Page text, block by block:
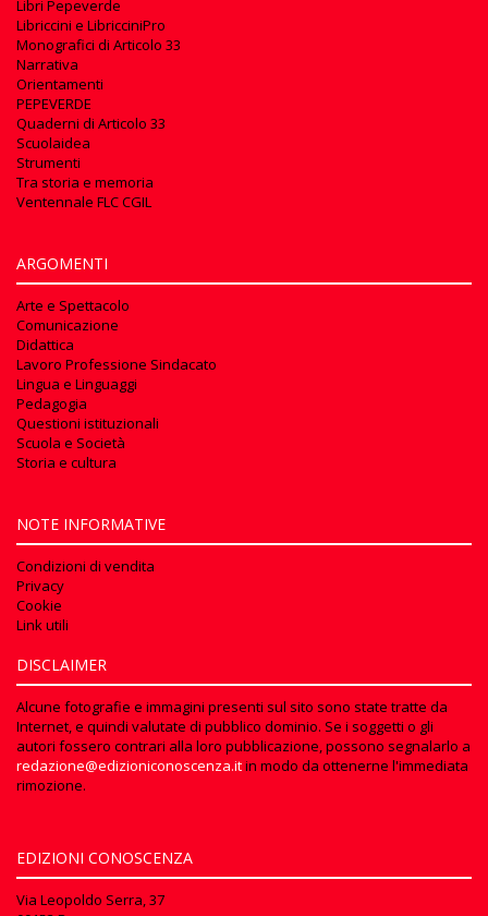
Libri Pepeverde
Libriccini e LibricciniPro
Monografici di Articolo 33
Narrativa
Orientamenti
PEPEVERDE
Quaderni di Articolo 33
Scuolaidea
Strumenti
Tra storia e memoria
Ventennale FLC CGIL
ARGOMENTI
Arte e Spettacolo
Comunicazione
Didattica
Lavoro Professione Sindacato
Lingua e Linguaggi
Pedagogia
Questioni istituzionali
Scuola e Società
Storia e cultura
NOTE INFORMATIVE
Condizioni di vendita
Privacy
Cookie
Link utili
DISCLAIMER
Alcune fotografie e immagini presenti sul sito sono state tratte da
Internet, e quindi valutate di pubblico dominio. Se i soggetti o gli
autori fossero contrari alla loro pubblicazione, possono segnalarlo a
redazione@edizioniconoscenza.itin modo da ottenerne l'immediata
rimozione.
EDIZIONI CONOSCENZA
Via Leopoldo Serra, 37